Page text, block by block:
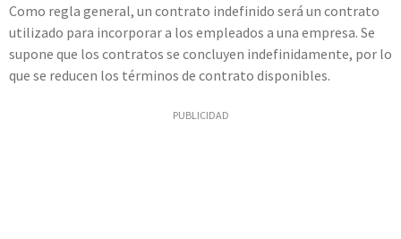
Como regla general, un contrato indefinido será un contrato
utilizado para incorporar a los empleados a una empresa. Se
supone que los contratos se concluyen indefinidamente, por lo
que se reducen los términos de contrato disponibles.
PUBLICIDAD